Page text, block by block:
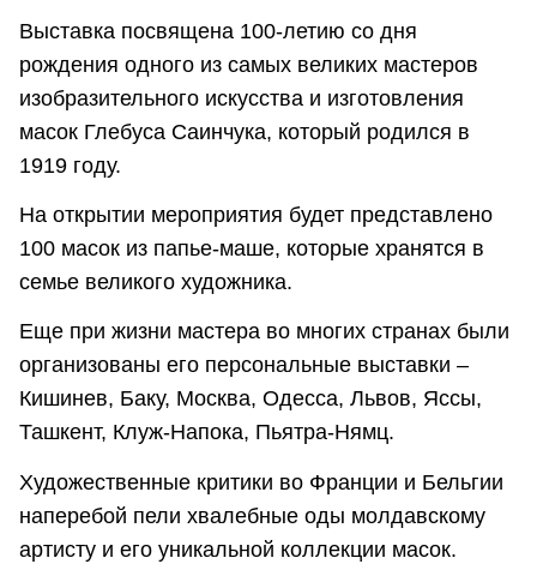
Выставка посвящена 100-летию со дня
рождения одного из самых великих мастеров
изобразительного искусства и изготовления
масок Глебуса Саинчука, который родился в
1919 году.
На открытии мероприятия будет представлено
100 масок из папье-маше, которые хранятся в
семье великого художника.
Еще при жизни мастера во многих странах были
организованы его персональные выставки –
Кишинев, Баку, Москва, Одесса, Львов, Яссы,
Ташкент, Клуж-Напока, Пьятра-Нямц.
Художественные критики во Франции и Бельгии
наперебой пели хвалебные оды молдавскому
артисту и его уникальной коллекции масок.